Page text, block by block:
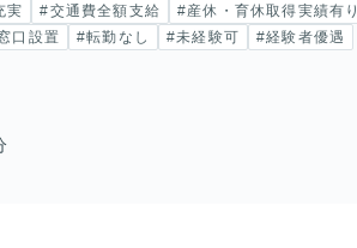
実 #交通費全額支給
#産休・育休取得実績有り
口設置 #転勤なし #未経験可
#経験者優遇